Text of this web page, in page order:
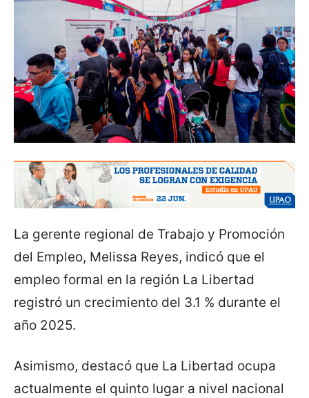
La gerente regional de Trabajo y Promoción
del Empleo, Melissa Reyes, indicó que el
empleo formal en la región La Libertad
registró un crecimiento del 3.1 % durante el
año 2025.
Asimismo, destacó que La Libertad ocupa
actualmente el quinto lugar a nivel nacional